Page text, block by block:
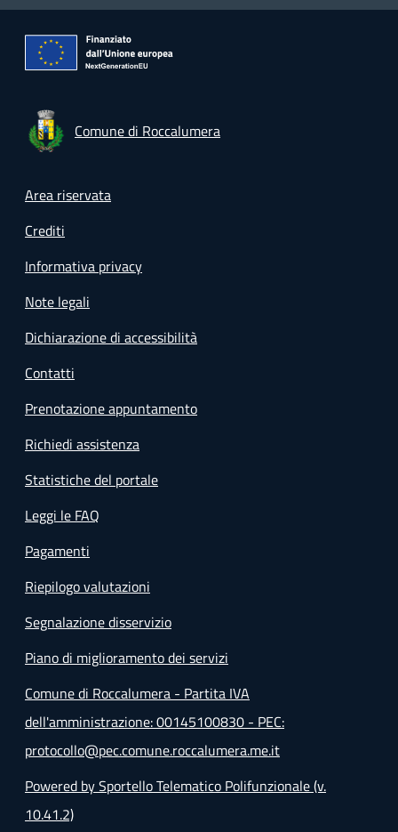
Comune di Roccalumera
Footer menu
Area riservata
Crediti
Informativa privacy
Note legali
Dichiarazione di accessibilità
Contatti
Prenotazione appuntamento
Richiedi assistenza
Statistiche del portale
Leggi le FAQ
Pagamenti
Riepilogo valutazioni
Segnalazione disservizio
Piano di miglioramento dei servizi
Comune di Roccalumera - Partita IVA
dell'amministrazione: 00145100830 - PEC:
protocollo@pec.comune.roccalumera.me.it
Powered by Sportello Telematico Polifunzionale (v.
10.41.2)